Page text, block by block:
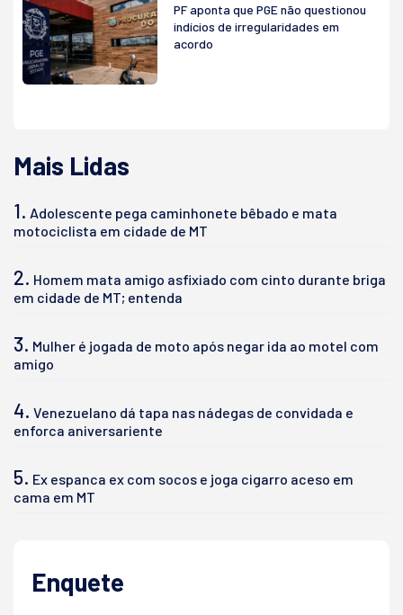
PF aponta que PGE não questionou
indícios de irregularidades em
acordo
Mais Lidas
1. Adolescente pega caminhonete bêbado e mata
motociclista em cidade de MT
2. Homem mata amigo asfixiado com cinto durante briga
em cidade de MT; entenda
3. Mulher é jogada de moto após negar ida ao motel com
amigo
4. Venezuelano dá tapa nas nádegas de convidada e
enforca aniversariente
5. Ex espanca ex com socos e joga cigarro aceso em
cama em MT
Enquete